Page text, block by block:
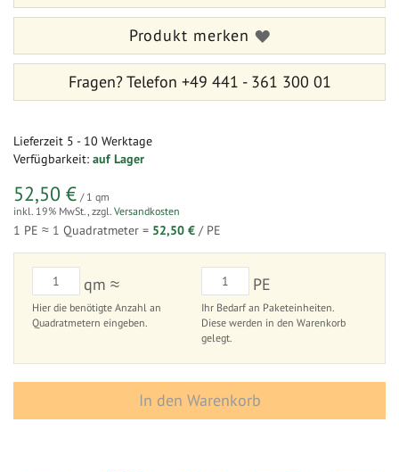
Lieferzeit 5 - 10 Werktage
Verfügbarkeit: auf Lager
52,50 € / 1 qm
inkl. 19% MwSt., zzgl. Versandkosten
1 PE ≈ 1 Quadratmeter = 52,50 € / PE
qm ≈
Hier die benötigte Anzahl an
Quadratmetern eingeben.
PE
Ihr Bedarf an Paketeinheiten.
Diese werden in den Warenkorb
gelegt.
In den Warenkorb
Produkt merken
Fragen?Telefon +49 441 - 361 300 01